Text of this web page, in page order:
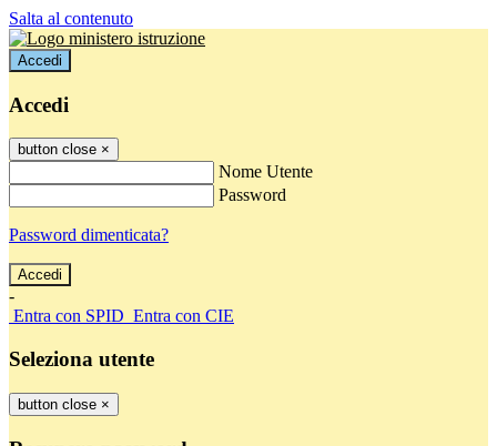
Salta al contenuto
Accedi
Accedi
button close ×
Nome Utente
Password
Password dimenticata?
-
Entra con SPID Entra con CIE
Seleziona utente
button close ×